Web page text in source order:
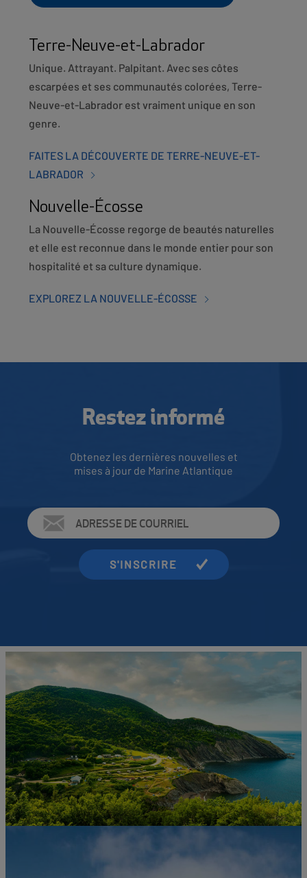
Terre-Neuve-et-Labrador
Unique. Attrayant. Palpitant. Avec ses côtes
escarpées et ses communautés colorées, Terre-
Neuve-et-Labrador est vraiment unique en son
genre.
FAITES LA DÉCOUVERTE DE TERRE-NEUVE-ET-
LABRADOR
Nouvelle-Écosse
La Nouvelle-Écosse regorge de beautés naturelles
et elle est reconnue dans le monde entier pour son
hospitalité et sa culture dynamique.
EXPLOREZ LA NOUVELLE-ÉCOSSE
Restez informé
Obtenez les dernières nouvelles et
mises à jour de Marine Atlantique
de
courriel